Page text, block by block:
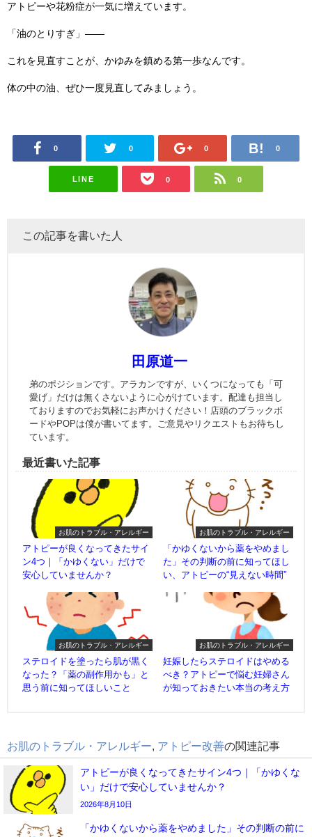
アトピーや花粉症が一気に増えています。
「油のとりすぎ」——
これを見直すことが、かゆみを鎮める第一歩なんです。
体の中の油、ぜひ一度見直してみましょう。
0 0 0 0
LINE 0 0
この記事を書いた人
田原道一
弟のポジションです。アラカンですが、いくつになっても「可
愛げ」だけは無くさないように心がけています。配達も担当し
ておりますのでお気軽にお声かけください！店頭のブラックボ
ードやPOPは僕が書いてます。ご意見やリクエストもお待ちし
ています。
最近書いた記事
お肌のトラブル・アレルギー
アトピーが良くなってきたサイ
ン4つ｜「かゆくない」だけで
安心していませんか？
お肌のトラブル・アレルギー
「かゆくないから薬をやめまし
た」その判断の前に知ってほし
い、アトピーの“見えない時間”
お肌のトラブル・アレルギー
ステロイドを塗ったら肌が黒く
なった？「薬の副作用かも」と
思う前に知ってほしいこと
お肌のトラブル・アレルギー
妊娠したらステロイドはやめる
べき？アトピーで悩む妊婦さん
が知っておきたい本当の考え方
お肌のトラブル・アレルギー アトピー改善の関連記事
アトピーが良くなってきたサイン4つ｜「かゆくな
い」だけで安心していませんか？
2026年8月10日
「かゆくないから薬をやめました」その判断の前に